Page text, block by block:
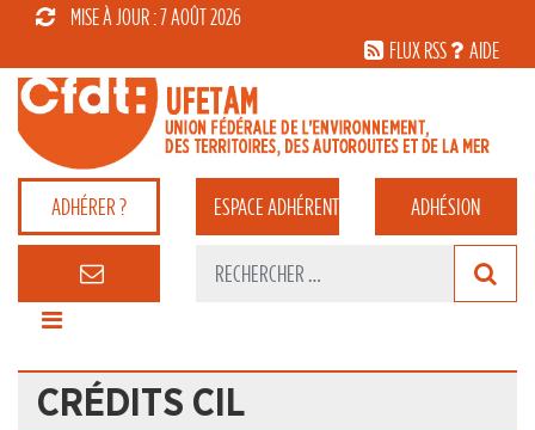
MISE À JOUR : 7 AOÛT 2026
FLUX RSS
AIDE
ADHÉRER ? ESPACEADHÉRENT ADHÉSION
CRÉDITS CIL